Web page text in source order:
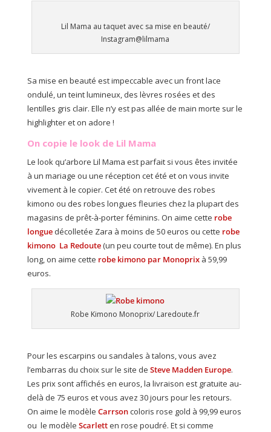
Lil Mama au taquet avec sa mise en beauté/
Instagram@lilmama
Sa mise en beauté est impeccable avec un front lace
ondulé, un teint lumineux, des lèvres rosées et des
lentilles gris clair. Elle n’y est pas allée de main morte sur le
highlighter et on adore !
On copie le look de Lil Mama
Le look qu’arbore Lil Mama est parfait si vous êtes invitée
à un mariage ou une réception cet été et on vous invite
vivement à le copier. Cet été on retrouve des robes
kimono ou des robes longues fleuries chez la plupart des
magasins de prêt-à-porter féminins. On aime cette robe
longuedécolletée Zara à moins de 50 euros ou cette robe
kimono La Redoute(un peu courte tout de même). En plus
long, on aime cette robe kimono par Monoprixà 59,99
euros.
Robe Kimono Monoprix/ Laredoute.fr
Pour les escarpins ou sandales à talons, vous avez
l’embarras du choix sur le site de Steve Madden Europe.
Les prix sont affichés en euros, la livraison est gratuite au-
delà de 75 euros et vous avez 30 jours pour les retours.
On aime le modèle Carrsoncoloris rose gold à 99,99 euros
ou le modèle Scarletten rose poudré. Et si comme